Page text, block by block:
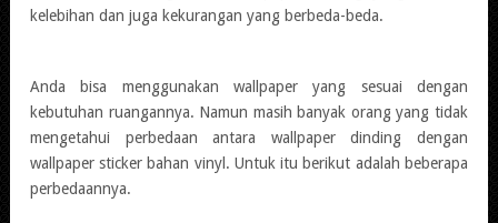
kelebihan dan juga kekurangan yang berbeda-beda.
Anda bisa menggunakan wallpaper yang sesuai dengan
kebutuhan ruangannya. Namun masih banyak orang yang tidak
mengetahui perbedaan antara wallpaper dinding dengan
wallpaper sticker bahan vinyl. Untuk itu berikut adalah beberapa
perbedaannya.